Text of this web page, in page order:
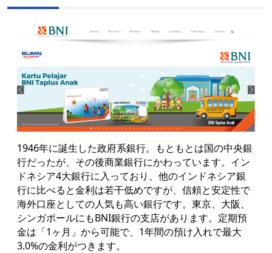
1946年に誕生した政府系銀行。もともとは国の中央銀
行だったが、その後商業銀行にかわっています。イン
ドネシア4大銀行に入っており、他のインドネシア銀
行に比べると金利は若干低めですが、信頼と安定性で
海外口座としての人気も高い銀行です。東京、大阪、
シンガポールにもBNI銀行の支店があります。定期預
金は「1ヶ月」から可能で、1年間の預け入れで最大
3.0%の金利がつきます。